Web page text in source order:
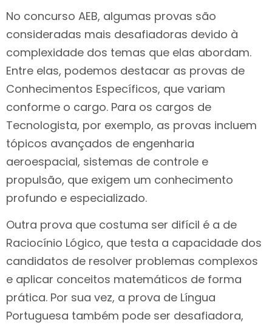
No concurso AEB, algumas provas são
consideradas mais desafiadoras devido à
complexidade dos temas que elas abordam.
Entre elas, podemos destacar as provas de
Conhecimentos Específicos, que variam
conforme o cargo. Para os cargos de
Tecnologista, por exemplo, as provas incluem
tópicos avançados de engenharia
aeroespacial, sistemas de controle e
propulsão, que exigem um conhecimento
profundo e especializado.
Outra prova que costuma ser difícil é a de
Raciocínio Lógico, que testa a capacidade dos
candidatos de resolver problemas complexos
e aplicar conceitos matemáticos de forma
prática. Por sua vez, a prova de Língua
Portuguesa também pode ser desafiadora,